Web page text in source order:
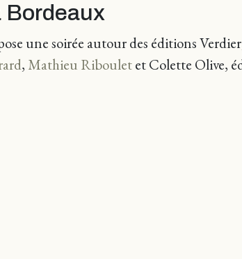
Bordeaux
une soirée autour des éditions
, Mathieu Ribouletet Colette Olive,